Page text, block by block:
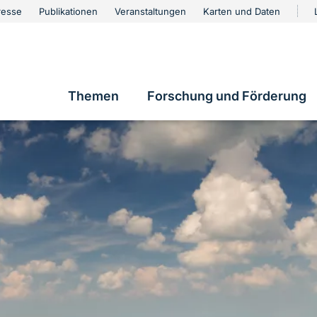
Publikationen Veranstaltungen Karten und Daten
Hauptnavigation
Themen Forschung und Förderung